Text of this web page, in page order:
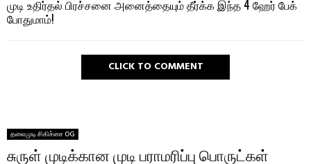
முடி உதிர்தல் பிரச்சனை அனைத்தையும் தீர்க்க இந்த 4 ஹேர் பேக்
போதுமாம்!
CLICK TO COMMENT
தலைமுடி சிகிச்சை OG
சுருள் முடிக்கான முடி பராமரிப்பு பொருட்கள்